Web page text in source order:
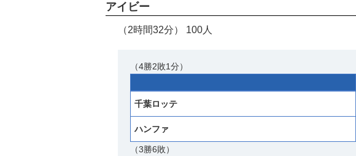
アイビー
（2時間32分） 100人
（4勝2敗1分）
千葉ロッテ
ハンファ
（3勝6敗）